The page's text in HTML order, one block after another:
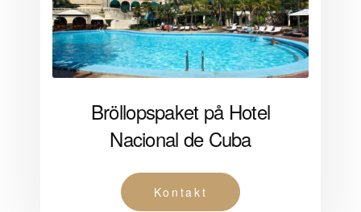
Bröllopspaket på Hotel
Nacional de Cuba
Kontakt